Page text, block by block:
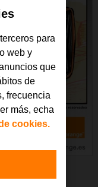
para
web y
que
de
frecuencia
más, echa
cookies.